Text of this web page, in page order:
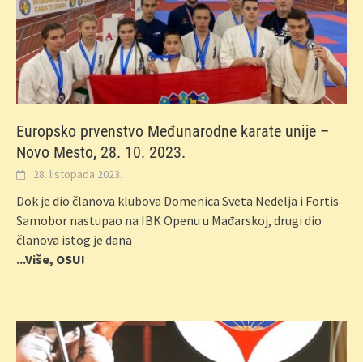
Europsko prvenstvo Međunarodne karate unije –
Novo Mesto, 28. 10. 2023.
28. listopada 2023.
Dok je dio članova klubova Domenica Sveta Nedelja i Fortis
Samobor nastupao na IBK Openu u Mađarskoj, drugi dio
članova istog je dana
...Više, OSU!